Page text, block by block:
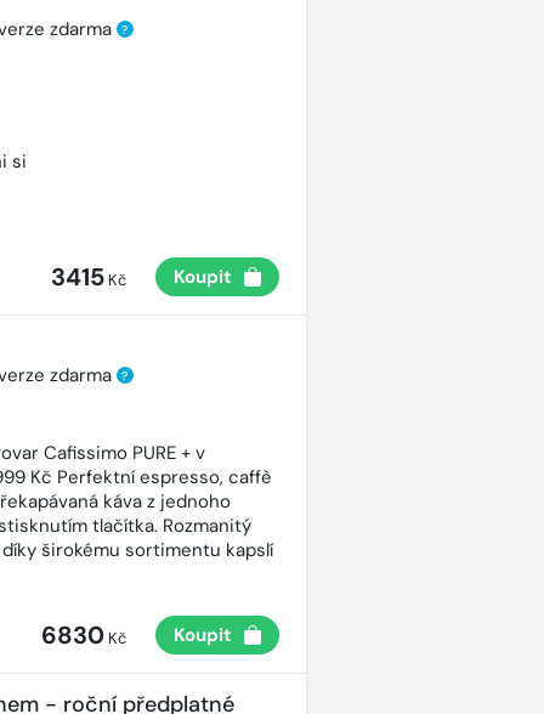
zdarma ?
si
3415Kč Koupit
zdarma ?
Cafissimo PURE + v
Kč Perfektní espresso, caffè
káva z jednoho
tlačítka. Rozmanitý
širokému sortimentu kapslí
6830Kč Koupit
- roční předplatné